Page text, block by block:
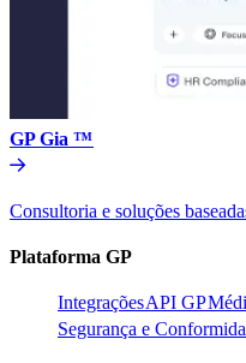
GP Gia ™​​
Consultoria e soluções
Plataforma GP​​
Integrações​​API GP​​
Segurança e